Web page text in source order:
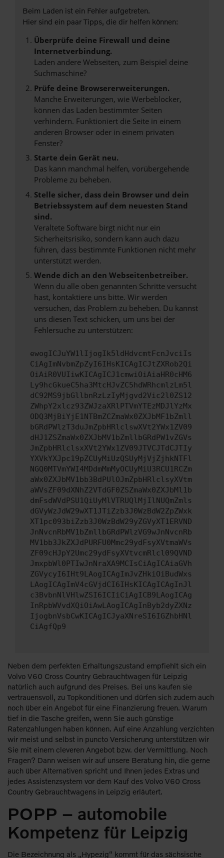
Beim Laden ist ein Fehler aufgetreten.
Hier sind ein paar Tipps, die dir helfen können:
Überprüfe deine Firewall und deine
Internetverbindung.
Laden andere Webseiten, zum Beispiel deine
Suchmaschine?
Prüfe deine Browsererweiterungen.
Manche Erweiterungen, wie Werbeblocker,
können das Laden bestimmter Seiten
verhindern. Funktioniert die Seite in einem
anderen Browser oder in einem privaten
Fenster?
Starte dein Gerät neu.
Das kann manchmal helfen, vorübergehende
Probleme zu beheben.
Stelle sicher, dass dein Browser und dein
Betriebssystem auf dem neuesten Stand
sind.
Veraltete Software birgt nicht nur ein
Sicherheitsrisiko, sondern kann auch dazu
führen, dass bestimmte Funktionen nicht mehr
unterstützt werden.
Wende dich an den Webseitenbetreiber.
Wenn du alle oben genannten Schritte versucht
hast, kontaktiere uns bitte. Wir werden
versuchen, das Problem zu beheben. Du kannst
uns diesen Text schicken, um uns bei der
Fehlersuche zu unterstützen:
ewogICJuYW1lIjogIk5ldHdvcmtFcnJvciIs
CiAgImNvbmZpZyI6IHsKICAgICJtZXRob2Qi
OiAiR0VUIiwKICAgICJ1cmwiOiAiaHR0cHM6
Ly9hcGkueC5ha3MtcHJvZC5hdWRhcmlzLm5l
dC92MS9jbGllbnRzLzIyMjgvd2Vic2l0ZS12
ZWhpY2xlcz93ZWJzaXRlPTVmYTEzMDJlYzMx
ODQ3MjBiYjE1NTBmZCZmaWx0ZXJbMF1bZmll
bGRdPWlzT3duJmZpbHRlclswXVt2YWx1ZV09
dHJ1ZSZmaWx0ZXJbMV1bZmllbGRdPW1vZGVs
JmZpbHRlclsxXVt2YWx1ZV09JTVCJTdCJTIy
YXVkYXJpc19pZCUyMiUzQSUyMjVjZjhkNTFl
NGQ0MTVmYWI4MDdmMmMyOCUyMiU3RCU1RCZm
aWx0ZXJbMV1bb3BdPUlOJmZpbHRlclsyXVtm
aWVsZF09dXNhZ2VTdGF0ZSZmaWx0ZXJbMl1b
dmFsdWVdPSU1QiUyMlVTRUQlMjIlNUQmZmls
dGVyWzJdW29wXT1JTiZzb3J0WzBdW2ZpZWxk
XT1pc093biZzb3J0WzBdW29yZGVyXT1ERVND
JnNvcnRbMV1bZmllbGRdPWlzVG9wJnNvcnRb
MV1bb3JkZXJdPURFU0Mmc29ydFsyXVtmaWVs
ZF09cHJpY2Umc29ydFsyXVtvcmRlcl09QVND
JmxpbWl0PTIwJnNraXA9MCIsCiAgICAiaGVh
ZGVycyI6IHt9LAogICAgImJvZHkiOiBudWxs
LAogICAgImV4cGVjdCI6IHsKICAgICAgInJl
c3BvbnNlVHlwZSI6ICIiCiAgICB9LAogICAg
InRpbWVvdXQiOiAwLAogICAgInByb2dyZXNz
IjogbnVsbCwKICAgICJyaXNreSI6IGZhbHNl
CiAgfQp9
Neben dem perfekten Erhaltungszustand empfiehlt sich ein
Volvo V60 Cross Country Gebrauchtwagen für Leipzig
natürlich auch aufgrund des Preises. Bei uns kaufen sie
vertrauensvoll, zu Topkonditionen und dürfen sich zudem auch
noch über ein Angebot für eine Finanzierung freuen. Warum
tief in die Tasche greifen, wenn Sie auch günstige
Ratenzahlungen haben können. Auf eine Anzahlung verzichten
wir meist und selbst in puncto Versicherung unterstützen wir
Sie mit einem cleveren Angebot bzw. der Vermittlung. Noch
Fragen? Dann weisen wir auf unsere Beratung hin, die gerne
auch über Alternativen spricht und Ihnen jedes Extras und
jedes Assistenzsystem vor dem Kauf des Volvo V60 Cross
Country Gebrauchtwagens in Leipzig erläutert.
POPP – automobile
Kompetenz für Leipzig
Die Bezeichnung als „Hypezig“ kommt für das sächsische